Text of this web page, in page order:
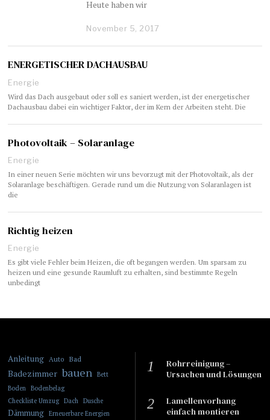
Heute haben wir
November 5, 2017
ENERGETISCHER DACHAUSBAU
Energie
Wird das Dach ausgebaut oder soll es saniert werden, ist der energetischer
Dachausbau dabei ein wichtiger Faktor, der im Kern der Arbeiten steht. Die
Photovoltaik – Solaranlage
Energie
In einer neuen Serie möchten wir uns bevorzugt mit der Photovoltaik, als der
Solaranlage beschäftigen. Gerade rund um die Nutzung von Solaranlagen ist
die
Richtig heizen
Energie
Es gibt viele Fehler beim Heizen, die oft begangen werden. Um sparsam zu
heizen und eine gesunde Raumluft zu erhalten, sind bestimmte Regeln
unbedingt
Anleitung Auto Bad
Badezimmer bauen
Bett
Boden
Bodenbelag
Checkliste Umzug Dach Dusche
Dämmung
Erneuerbare Energien
Rohrreinigung –
Ursachen und Lösungen
Lamellenvorhang
einfach montieren